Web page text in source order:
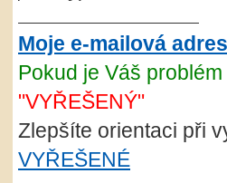
Moje e-mailová
Pokud je Váš
"VYŘEŠENÝ"
Zlepšíte orientaci při
VYŘEŠENÉ